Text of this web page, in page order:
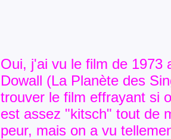
Oui, j'ai vu le film de 1973
Dowall (La Planète des
trouver le film effrayant si
est assez "kitsch" tout de
peur, mais on a vu